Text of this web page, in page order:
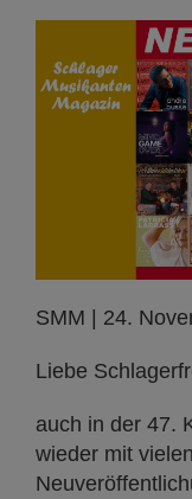
SMM | 24.
Liebe
auch in der 47.
wieder mit